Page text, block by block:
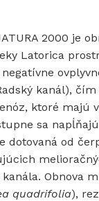
2000 je
Latorica
kanál),
ktoré
sa
dotovaná od
Obnova
quadrifolia),